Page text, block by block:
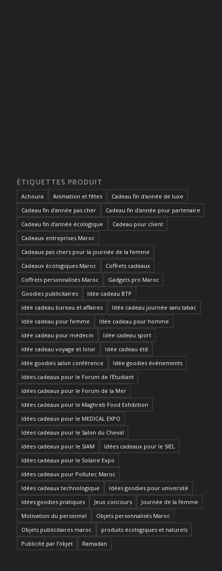
ÉTIQUETTES PRODUIT
Achoura Animation et fêtes
Cadeau fin d'année de luxe
Cadeau fin d'année pas cher
Cadeau fin d'année pour partenaire
Cadeau fin d'année écologique
Cadeau pour client
Cadeaux entreprises Maroc
Cadeaux pas chers pour la journée de la femme
Cadeaux écologiques Maroc
Coffrets cadeaux
Coffrets personnalisés Maroc
Gadgets pro Maroc
Goodies publicitaires
Idée cadeau BTP
Idée cadeau bureau et affaires
Idée cadeau journée sans tabac
Idée cadeau pour femme
Idée cadeau pour homme
Idée cadeau pour médecin
Idée cadeau sport
Idée cadeau voyage et loisir
Idée cadeau été
Idée goodies salon conférence
Idée goodies événements
Idées cadeaux pour le Forum de l'Étudiant
Idées cadeaux pour le Forum de la Mer
Idées cadeaux pour le Maghreb Food Exhibition
Idées cadeaux pour le MEDICAL EXPO
Idées cadeaux pour le Salon du Cheval
Idées cadeaux pour le SIAM
Idées cadeaux pour le SIEL
Idées cadeaux pour le Solaire Expo
Idées cadeaux pour Pollutec Maroc
Idées cadeaux technologique
Idées goodies pour université
Idées goodies pratiques
Jeux concours
Journée de la femme
Motivation du personnel
Objets personnalisés Maroc
Objets publicitaires maroc
produits écologiques et naturels
Publicité par l’objet
Ramadan